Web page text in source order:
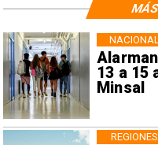
13 a 15
Minsal
REGIONES